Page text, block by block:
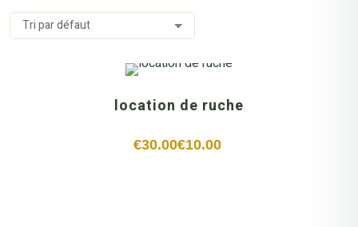
location de ruche
€10.00
€30.00